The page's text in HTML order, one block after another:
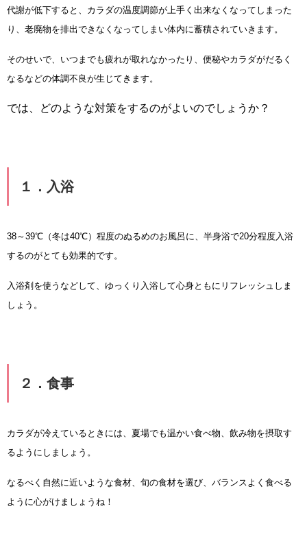
代謝が低下すると、カラダの温度調節が上手く出来なくなってしまった
り、老廃物を排出できなくなってしまい体内に蓄積されていきます。
そのせいで、いつまでも疲れが取れなかったり、便秘やカラダがだるく
なるなどの体調不良が生じてきます。
では、どのような対策をするのがよいのでしょうか？
１．入浴
38～39℃（冬は40℃）程度のぬるめのお風呂に、半身浴で20分程度入浴
するのがとても効果的です。
入浴剤を使うなどして、ゆっくり入浴して心身ともにリフレッシュしま
しょう。
２．食事
カラダが冷えているときには、夏場でも温かい食べ物、飲み物を摂取す
るようにしましょう。
なるべく自然に近いような食材、旬の食材を選び、バランスよく食べる
ように心がけましょうね！